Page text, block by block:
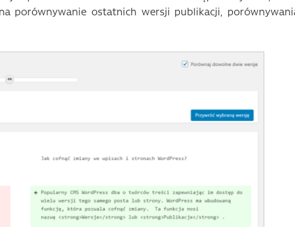
porównywanie ostatnich wersji publikacji,